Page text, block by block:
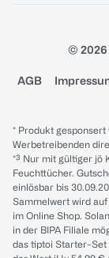
© 2026
AGB
* Produkt
Werbetreibenden
*³ Nur mit gültiger jö
Feuchttücher.
einlösbar bis
Sammelwert wird
im Online Shop.
in der BIPA Filiale
das tiptoi Starter-